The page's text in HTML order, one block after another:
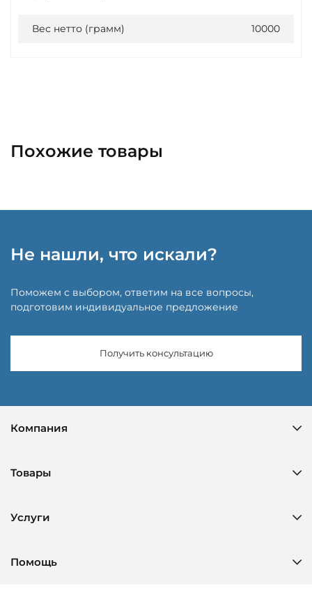
Вес нетто (грамм) 10000
Похожие товары
Не нашли, что искали?
Поможем с выбором, ответим на все вопросы,
подготовим индивидуальное предложение
Получить консультацию
Компания
Товары
Услуги
Помощь